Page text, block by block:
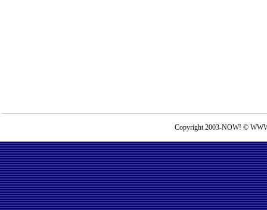
Copyright 2003-NOW! ©